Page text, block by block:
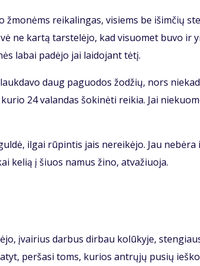
žmo­nėms rei­ka­lin­gas, vi­siems be iš­im­čių
ne kar­tą tars­te­lė­jo, kad vi­suo­met bu­vo ir
la­bai pa­dė­jo jai lai­do­jant tė­tį.
daug pa­guo­dos žo­džių, nors
24 va­lan­das šo­ki­nė­ti rei­kia. Jai
il­gai rū­pin­tis jais ne­rei­kė­jo. Jau ne­bė­ra
ke­lią į šiuos na­mus ži­no, at­va­žiuo­ja.
įvai­rius dar­bus dir­bau ko­lū­ky­je,
per­ša­si toms, ku­rios ant­rų­jų pu­sių